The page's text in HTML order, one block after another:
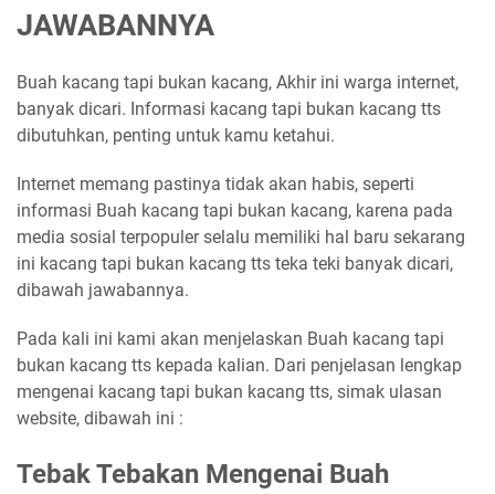
JAWABANNYA
Buah kacang tapi bukan kacang, Akhir ini warga internet,
banyak dicari. Informasi kacang tapi bukan kacang tts
dibutuhkan, penting untuk kamu ketahui.
Internet memang pastinya tidak akan habis, seperti
informasi Buah kacang tapi bukan kacang, karena pada
media sosial terpopuler selalu memiliki hal baru sekarang
ini kacang tapi bukan kacang tts teka teki banyak dicari,
dibawah jawabannya.
Pada kali ini kami akan menjelaskan Buah kacang tapi
bukan kacang tts kepada kalian. Dari penjelasan lengkap
mengenai kacang tapi bukan kacang tts, simak ulasan
website, dibawah ini :
Tebak Tebakan Mengenai Buah